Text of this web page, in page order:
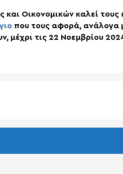
και Οικονομικών καλεί
που τους αφορά, ανάλογα
μέχρι τις 22 Νοεμβρίου